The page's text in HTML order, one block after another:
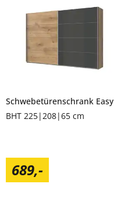
Schwebetürenschrank Easy Plus
BHT 225|208|65 cm
689,-